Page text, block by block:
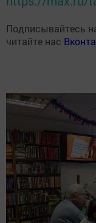
Подписывайтесь
читайте нас